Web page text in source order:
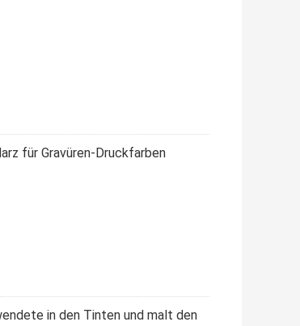
für Gravüren-Druckfarben
in den Tinten und malt den